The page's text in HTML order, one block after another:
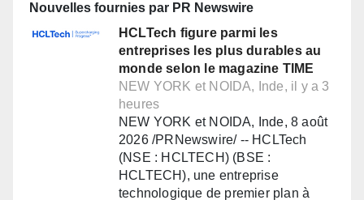
Nouvelles fournies par PR Newswire
HCLTech figure parmi les
entreprises les plus durables au
monde selon le magazine TIME
NEW YORK et NOIDA, Inde, il y a 3
heures
NEW YORK et NOIDA, Inde, 8 août
2026 /PRNewswire/ -- HCLTech
(NSE : HCLTECH) (BSE :
HCLTECH), une entreprise
technologique de premier plan à